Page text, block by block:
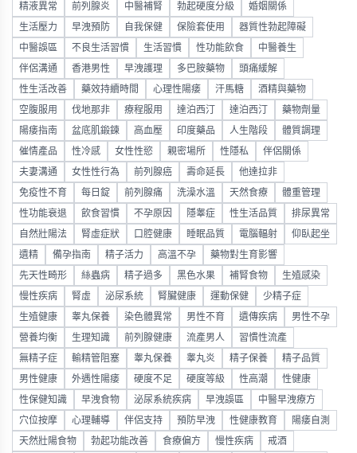
精液異常 前列腺炎 中醫補腎 勃起硬度分級 婚姻關係
生活壓力 早洩預防 自我保健 保險套使用 器質性勃起障礙
中醫誤區 不良生活習慣 生活習慣 性功能飲食 中醫養生
伴侶溝通 香港男性 早洩護理 多巴胺藥物 頭痛緩解
性生活改善 藥效持續時間 心理性陽痿 汗馬糖 酒精與藥物
空腹服用 伐地那非 療程服用 達泊西汀 達泊西汀 藥物劑量
陽痿指南 盆底肌鍛鍊 高血壓 印度藥品 人生階段 體質調理
催情產品 性冷感 女性性慾 親密場所 性隱私 伴侶關係
夫妻溝通 女性性行為 前列腺癌 壽命延長 他達拉非
免疫性不育 每日錠 前列腺痛 洗澡水溫 天然食療 體重管理
性功能衰退 飲食習慣 不孕原因 隱睾症 性生活品質 排尿異常
自然壯陽法 腎虛症狀 口腔健康 睡眠品質 電腦輻射 仰臥起坐
遺精 備孕指南 精子活力 高溫不孕 藥物對生育影響
先天性畸形 絲蟲病 精子過多 黑色水果 補腎食物 生殖感染
慢性疾病 腎虛 泌尿系統 腎臟健康 運動保健 少精子症
生殖健康 睾丸保養 染色體異常 男性不育 遺傳疾病 男性不孕
營養均衡 生理知識 前列腺健康 流產男人 習慣性流產
無精子症 輸精管阻塞 睾丸保養 睾丸炎 精子保養 精子品質
男性健康 外遇性陽痿 硬度不足 硬度等級 性高潮 性健康
性保健知識 早洩食物 泌尿系統疾病 早洩誤區 中醫早洩療方
穴位按摩 心理輔導 伴侶支持 預防早洩 性健康教育 陽痿自測
天然壯陽食物 勃起功能改善 食療偏方 慢性疾病 戒酒